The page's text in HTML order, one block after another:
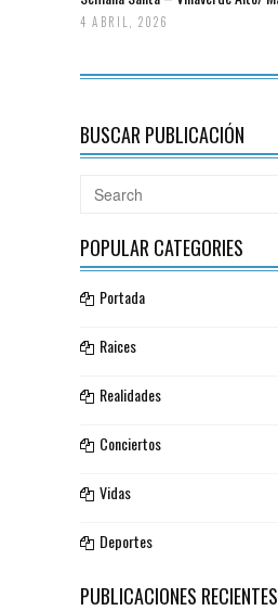
4 ABRIL, 2026
BUSCAR PUBLICACIÓN
POPULAR CATEGORIES
Portada
Raices
Realidades
Conciertos
Vidas
Deportes
PUBLICACIONES RECIENTES